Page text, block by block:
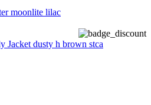
moonlite lilac
Jacket dusty h brown stca